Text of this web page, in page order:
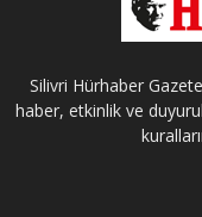
Silivri Hürhaber
haber, etkinlik ve